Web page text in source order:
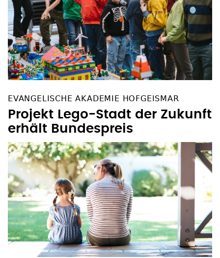
EVANGELISCHE AKADEMIE HOFGEISMAR
Projekt Lego-Stadt der Zukunft
erhält Bundespreis